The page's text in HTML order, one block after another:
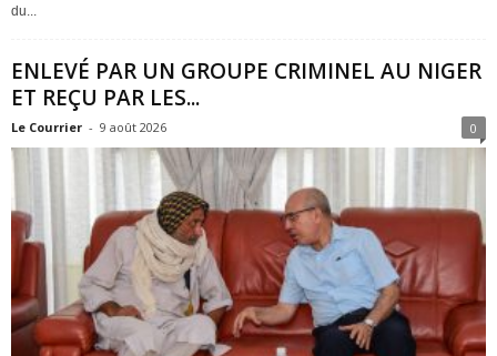
du...
ENLEVÉ PAR UN GROUPE CRIMINEL AU NIGER
ET REÇU PAR LES...
Le Courrier - 9 août 2026 0